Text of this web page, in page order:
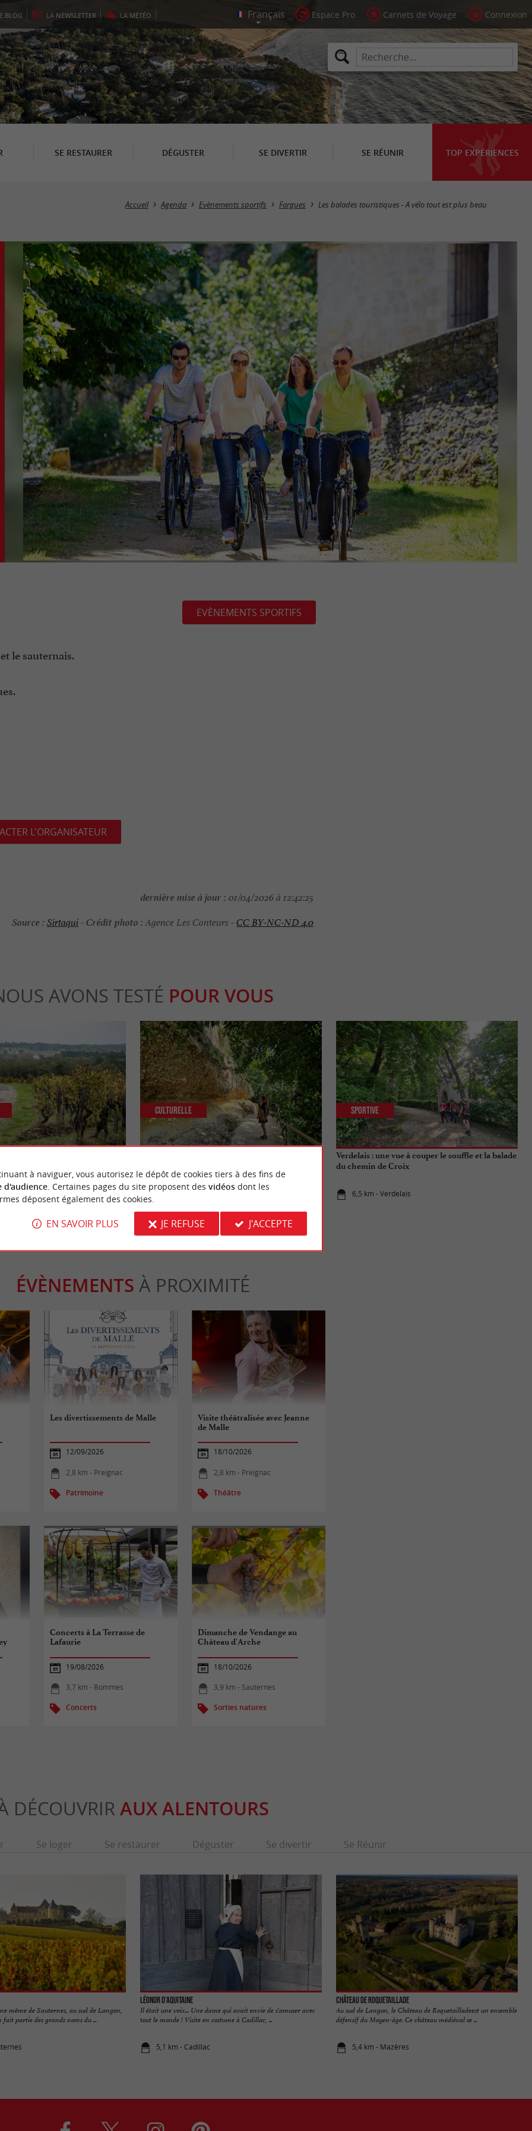
BLOG LA NEWSLETTER LA MÉTÉO Espace Pro Carnets de Voyage Connexion
SE RESTAURER DÉGUSTER SE DIVERTIR SE RÉUNIR TOP EXPÉRIENCES
Accueil Agenda Evènements sportifs Fargues Les balades touristiques - A vélo tout est plus beau
EVÈNEMENTS SPORTIFS
le sauternais.
L'ORGANISATEUR
dernière mise à jour : 01/04/2026 à 12:42:25
Source : Sirtaqui-Crédit photo :Agence Les Conteurs -CC BY-NC-ND 4.0
AVONS TESTÉ POUR VOUS
6,1 km - Sainte-Croix-du-Mont
Culturelle
Verdelais : une vue à couper le souffle et la balade
du chemin de Croix
6,5 km - Verdelais
Sportive
ÉVÈNEMENTS À PROXIMITÉ
Les divertissements de Malle
12/09/2026
2,8 km - Preignac
Patrimoine
Visite théâtralisée avec Jeanne
de Malle
18/10/2026
2,8 km - Preignac
Théâtre
Concerts à La Terrasse de
Lafaurie
19/08/2026
3,7 km - Bommes
Concerts
Dimanche de Vendange au
Château d'Arche
18/10/2026
3,9 km - Sauternes
Sorties natures
DÉCOUVRIR AUX ALENTOURS
Se loger Se restaurer Déguster Se divertir Se Réunir
même de Sauternes, au sud de Langon,
fait partie des grands noms du ...
Léonor d'Aquitaine
Il était une voix... Une dame qui avait envie de s'amuser avec
tout le monde ! Visite en costume à Cadillac, ...
5,1 km - Cadillac
Château de Roquetaillade
Au sud de Langon, le Château de Roquetailladeest un ensemble
défensif du Moyen-âge. Ce château médiéval se ...
5,4 km - Mazères
à naviguer, vous autorisez le dépôt de cookies tiers à des fins de
d'audience. Certaines pages du site proposent des vidéosdont les
déposent également des cookies.
EN SAVOIR PLUS JE REFUSE J'ACCEPTE